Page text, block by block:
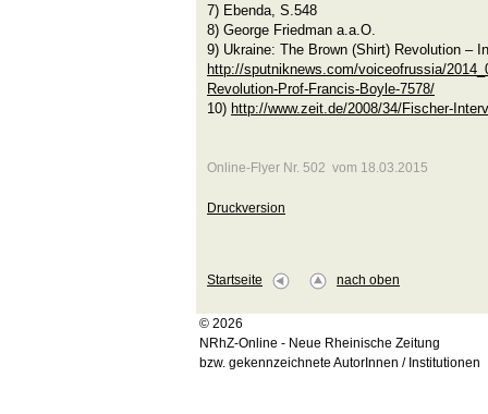
7) Ebenda, S.548
8) George Friedman a.a.O.
9) Ukraine: The Brown (Shirt) Revolution –
http://sputniknews.com/voiceofrussia/
Revolution-Prof-Francis-Boyle-7578/
10) http://www.zeit.de/2008/34/Fischer-
Online-Flyer Nr. 502 vom 18.03.2015
Druckversion
Startseite nach oben
© 2026
NRhZ-Online - Neue Rheinische Zeitung
bzw. gekennzeichnete AutorInnen / Institutionen